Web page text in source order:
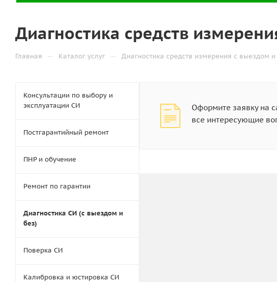
Диагностика средств
Главная — Каталог услуг — Диагностика средств измерения с выездом и
Оформите заявку на
все интересующие
Консультации по выбору и
эксплуатации СИ
Постгарантийный ремонт
ПНР и обучение
Ремонт по гарантии
Диагностика СИ (с выездом и
без)
Поверка СИ
Калибровка и юстировка СИ